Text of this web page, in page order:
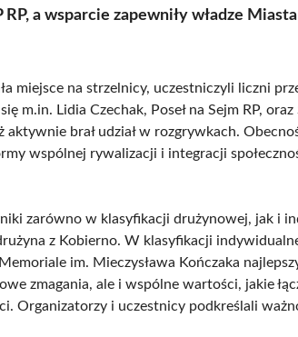
a wsparcie zapewniły władze
miejsce na strzelnicy, uczestniczyli liczni
m.in. Lidia Czechak, Poseł na Sejm RP,
brał udział w rozgrywkach.
wspólnej rywalizacji i integracji
zarówno w klasyfikacji drużynowej, jak i
z Kobierno. W klasyfikacji
im. Mieczysława Kończaka
zmagania, ale i wspólne wartości, jakie
Organizatorzy i uczestnicy podkreślali